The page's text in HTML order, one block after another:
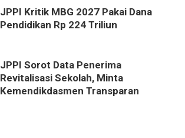
JPPI Kritik MBG 2027 Pakai Dana
Pendidikan Rp 224 Triliun
JPPI Sorot Data Penerima
Revitalisasi Sekolah, Minta
Kemendikdasmen Transparan